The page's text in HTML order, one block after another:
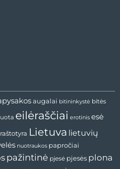
augalai bitininkystė bitės
eilėraščiai erotinis esė
Lietuva lietuvių
nuotraukos papročiai
pažintinė pjesė pjesės plona